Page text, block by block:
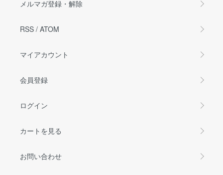
メルマガ登録・解除
RSS / ATOM
マイアカウント
会員登録
ログイン
カートを見る
お問い合わせ